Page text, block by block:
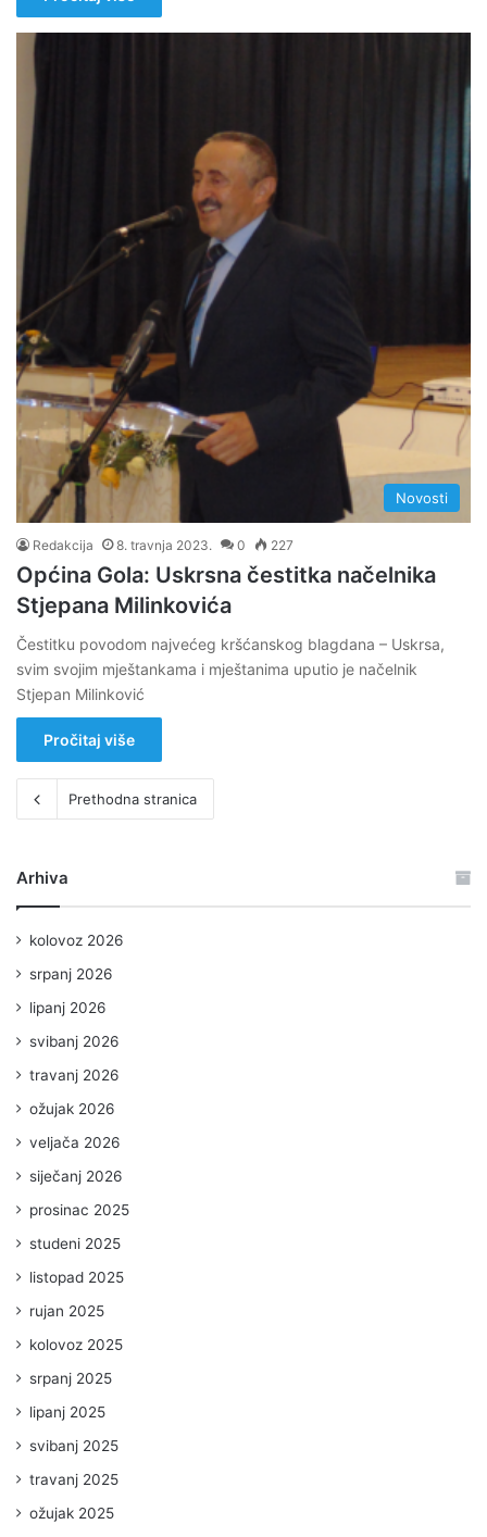
Novosti
Redakcija 8. travnja 2023. 0 227
Općina Gola: Uskrsna čestitka načelnika
Stjepana Milinkovića
Čestitku povodom najvećeg kršćanskog blagdana – Uskrsa,
svim svojim mještankama i mještanima uputio je načelnik
Stjepan Milinković
Pročitaj više
Prethodna stranica
Arhiva
kolovoz 2026
srpanj 2026
lipanj 2026
svibanj 2026
travanj 2026
ožujak 2026
veljača 2026
siječanj 2026
prosinac 2025
studeni 2025
listopad 2025
rujan 2025
kolovoz 2025
srpanj 2025
lipanj 2025
svibanj 2025
travanj 2025
ožujak 2025